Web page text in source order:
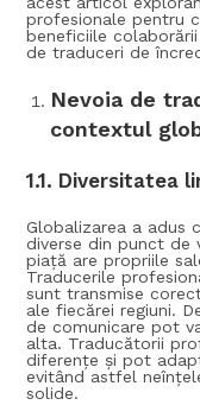
profesionale pentru
beneficiile
de traduceri de
Nevoia de
contextul
1.1. Diversitatea
Globalizarea a adus
diverse din punct de
piață are propriile
Traducerile
sunt transmise
ale fiecărei regiuni.
de comunicare pot
alta. Traducătorii
diferențe și pot
evitând astfel
solide.